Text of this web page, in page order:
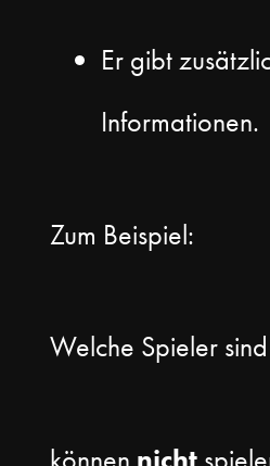
Er gibt
Informationen.
Zum Beispiel:
Welche Spieler